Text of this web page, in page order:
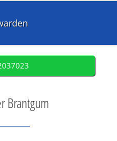
Brantgum